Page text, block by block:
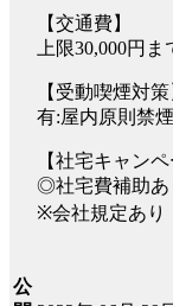
【交通費】
上限30,000円
【受動喫煙対策
有:屋内原則禁
【社宅キャンペ
◎社宅費補助あ
※会社規定あり
公